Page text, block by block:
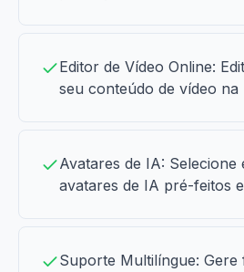
Editor de Vídeo Online:
seu conteúdo de vídeo na
Avatares de IA: Selecione
avatares de IA pré-feitos
Suporte Multilíngue: Gere